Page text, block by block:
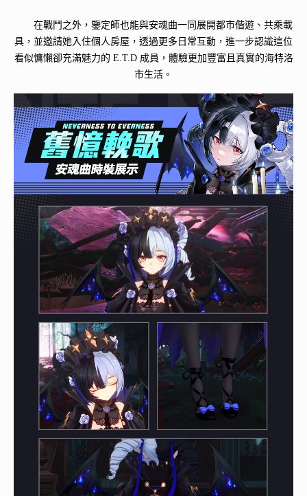
在戰鬥之外，鑒定師也能與安魂曲一同展開都市偕遊、共乘載
具，並邀請她入住個人房屋，透過更多日常互動，進一步認識這位
看似慵懶卻充滿魅力的 E.T.D 成員，體驗更加豐富且真實的海特洛
市生活。